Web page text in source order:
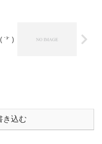
( ˙³˙ )
き込む